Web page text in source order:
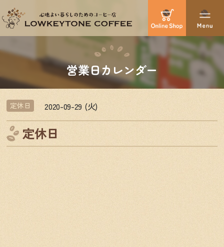
営業日カレンダー
定休日 2020-09-29 (火)
定休日